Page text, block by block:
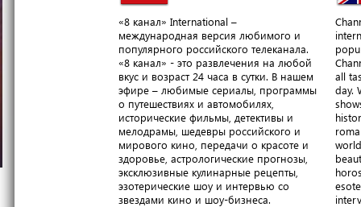
«8 канал» International –
международная версия любимого и
популярного российского телеканала.
«8 канал» - это развлечения на любой
вкус и возраст 24 часа в сутки. В нашем
эфире – любимые сериалы, программы
о путешествиях и автомобилях,
исторические фильмы, детективы и
мелодрамы, шедевры российского и
мирового кино, передачи о красоте и
здоровье, астрологические прогнозы,
эксклюзивные кулинарные рецепты,
эзотерические шоу и интервью со
звездами кино и шоу-бизнеса.
all
day.